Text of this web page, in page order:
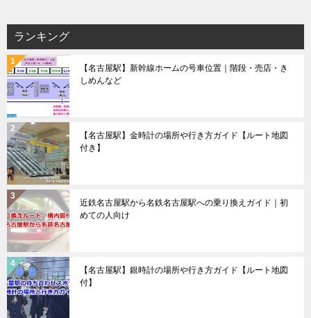
ランキング
【名古屋駅】新幹線ホームの号車位置｜階段・売店・き
しめんなど
【名古屋駅】金時計の場所や行き方ガイド【ルート地図
付き】
近鉄名古屋駅から名鉄名古屋駅への乗り換えガイド｜初
めての人向け
【名古屋駅】銀時計の場所や行き方ガイド【ルート地図
付】